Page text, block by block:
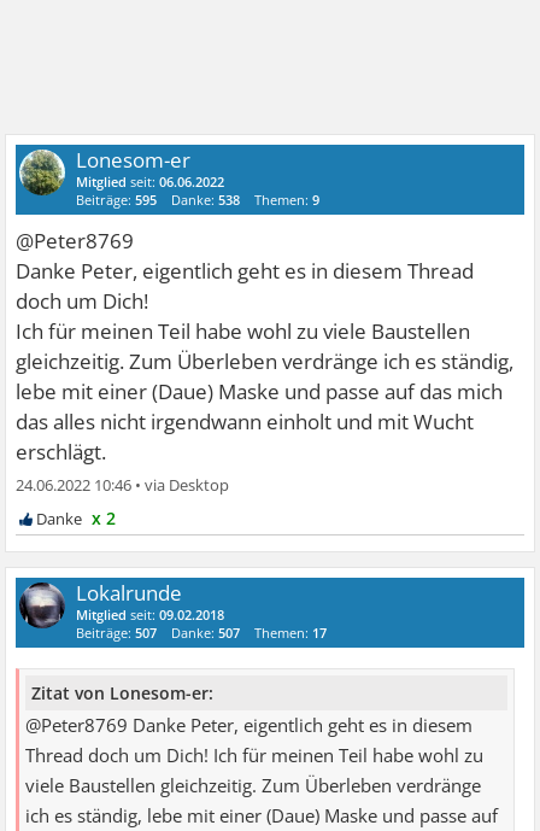
Lonesom-er
Mitglied seit:06.06.2022
Beiträge:595 Danke:538 Themen:9
@Peter8769
Danke Peter, eigentlich geht es in diesem Thread
doch um Dich!
Ich für meinen Teil habe wohl zu viele Baustellen
gleichzeitig. Zum Überleben verdränge ich es ständig,
lebe mit einer (Daue) Maske und passe auf das mich
das alles nicht irgendwann einholt und mit Wucht
erschlägt.
24.06.2022 10:46 •
x 2
Lokalrunde
Mitglied seit:09.02.2018
Beiträge:507 Danke:507 Themen: 17
Zitat von Lonesom-er:
@Peter8769 Danke Peter, eigentlich geht es in diesem
Thread doch um Dich! Ich für meinen Teil habe wohl zu
viele Baustellen gleichzeitig. Zum Überleben verdränge
ich es ständig, lebe mit einer (Daue) Maske und passe auf